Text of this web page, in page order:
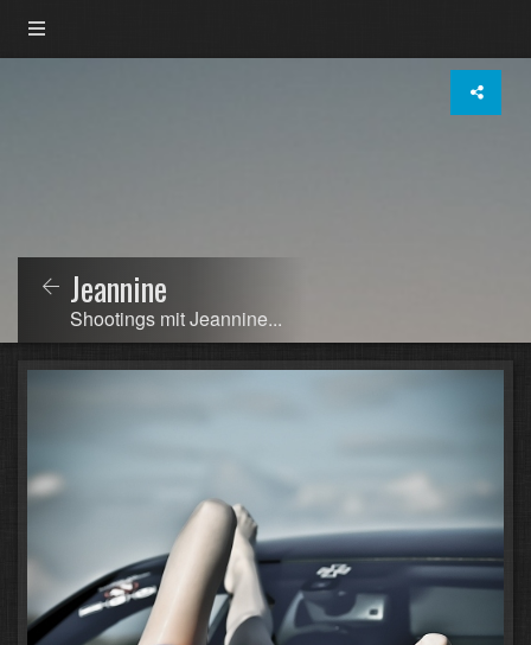
Jeannine
Shootings mit Jeannine...